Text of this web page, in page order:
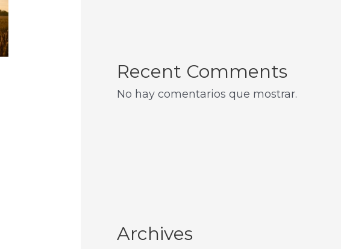
Recent Comments
No hay comentarios que mostrar.
Archives